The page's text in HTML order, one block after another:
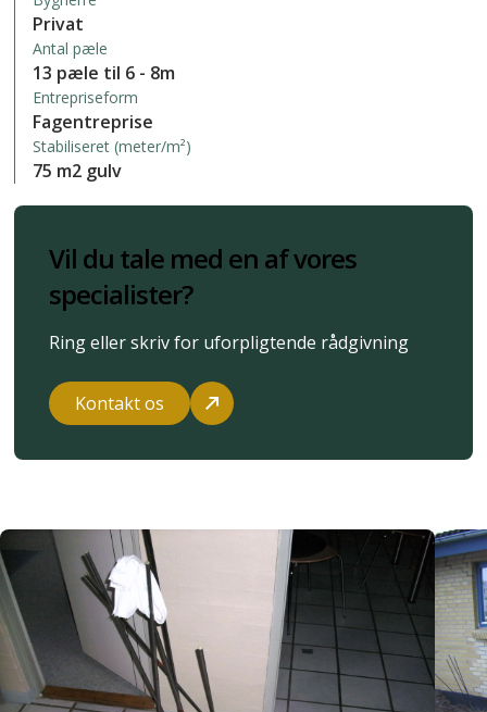
Privat
Antal pæle
13 pæle til 6 - 8m
Entrepriseform
Fagentreprise
Stabiliseret (meter/m²)
75 m2 gulv
Vil du tale med en af vores
specialister?
Ring eller skriv for uforpligtende rådgivning
Kontakt os